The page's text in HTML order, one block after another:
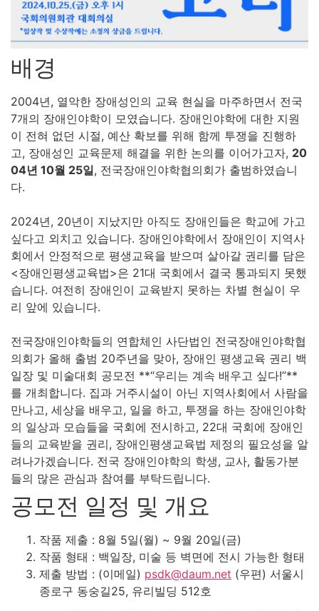
배경
2004년, 열악한 장애성인의 교육 현실을 마주하면서 전국
7개의 장애인야학이 모였습니다. 장애인야학에 대한 지원
이 전혀 없던 시절, 예산 확보를 위해 함께 투쟁을 진행하
고, 장애성인 교육문제 해결을 위한 논의를 이어가고자, 20
04년 10월 25일, 전국장애인야학협의회가 출범하였습니
다.
2024년, 20년이 지났지만 아직도 장애인들은 학교에 가고
싶다고 외치고 있습니다. 장애인야학에서 장애인이 지역사
회에서 안정적으로 평생교육을 받으며 살아갈 권리를 담은
<장애인평생교육법>은 21대 국회에서 결국 통과되지 못했
습니다. 여전히 장애인이 교육받지 못하는 차별 현실이 우
리 앞에 있습니다.
전국장애인야학들의 연합체인 사단법인 전국장애인야학협
의회가 올해 출범 20주년을 맞아, 장애인 평생교육 권리 백
일장 및 미술대회 공모전 **“우리는 계속 배우고 싶다!”**
를 개최합니다. 집과 거주시설이 아닌 지역사회에서 사람을
만나고, 세상을 배우고, 일을 하고, 투쟁을 하는 장애인야학
의 일상과 모습들을 국회에 전시하고, 22대 국회에 장애인
들의 교육받을 권리, 장애인평생교육법 제정의 필요성을 알
려나가겠습니다. 전국 장애인야학의 학생, 교사, 활동가분
들의 많은 관심과 참여를 부탁드립니다.
공모전 일정 및 개요
작품 제출 : 8월 5일(월) ~ 9월 20일(금)
작품 형태 : 백일장, 미술 등 벽면에 전시 가능한 형태
제출 방법 : (이메일) psdk@daum.net (우편) 서울시
종로구 동숭길25, 유리빌딩 512호